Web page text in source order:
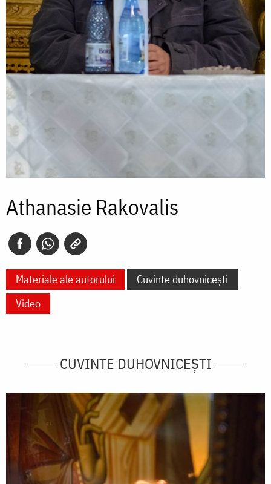
Athanasie Rakovalis
Materiale ale autorului
Cuvinte duhovnicești
Video
CUVINTE DUHOVNICEȘTI